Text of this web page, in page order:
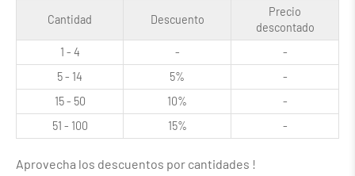
Cantidad Descuento
Precio
descontado
1 - 4
-
-
5 - 14
5%
-
15 - 50
10%
-
51 - 100
15% -
Aprovecha los descuentos por cantidades !